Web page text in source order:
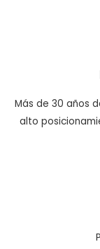
Más de 30 años
alto